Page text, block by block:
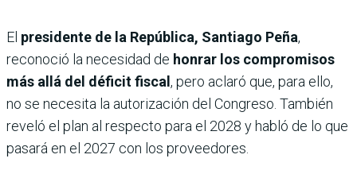
El presidente de la República, Santiago Peña,
reconoció la necesidad de honrar los compromisos
más allá del déficit fiscal , pero aclaró que, para ello,
no se necesita la autorización del Congreso. También
reveló el plan al respecto para el 2028 y habló de lo que
pasará en el 2027 con los proveedores.